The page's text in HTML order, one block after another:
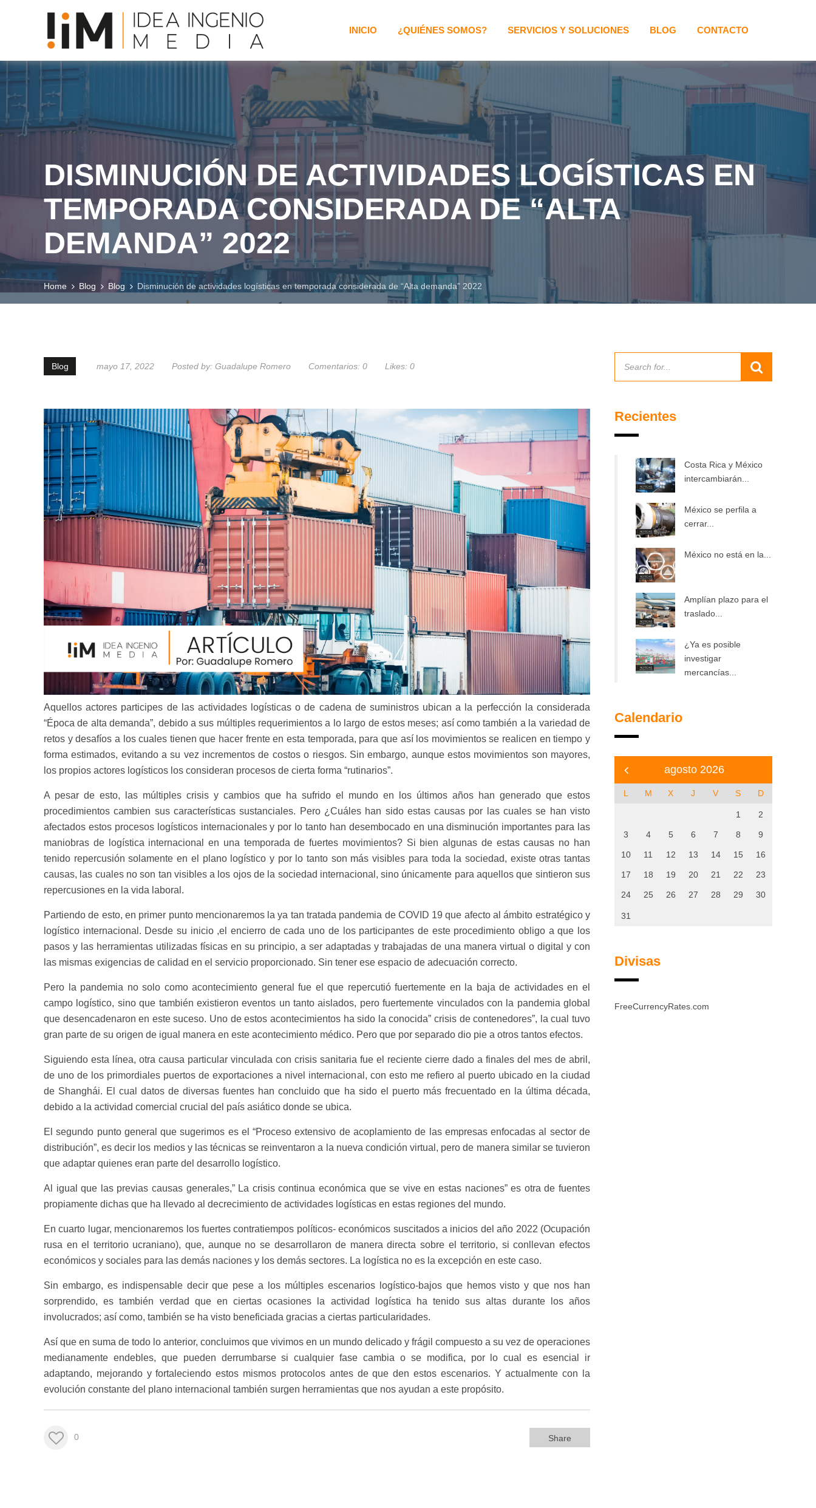
INICIO ¿QUIÉNES SOMOS? SERVICIOS Y SOLUCIONES BLOG CONTACTO
DISMINUCIÓN DE ACTIVIDADES LOGÍSTICAS EN
TEMPORADA CONSIDERADA DE “ALTA
DEMANDA” 2022
Home Blog Blog Disminución de actividades logísticas en temporada considerada de “Alta demanda” 2022
Blog mayo 17, 2022 Posted by: Guadalupe Romero Comentarios: 0 Likes: 0
Aquellos actores participes de las actividades logísticas o de cadena de suministros ubican a la perfección la considerada
“Época de alta demanda”, debido a sus múltiples requerimientos a lo largo de estos meses; así como también a la variedad de
retos y desafíos a los cuales tienen que hacer frente en esta temporada, para que así los movimientos se realicen en tiempo y
forma estimados, evitando a su vez incrementos de costos o riesgos. Sin embargo, aunque estos movimientos son mayores,
los propios actores logísticos los consideran procesos de cierta forma “rutinarios”.
A pesar de esto, las múltiples crisis y cambios que ha sufrido el mundo en los últimos años han generado que estos
procedimientos cambien sus características sustanciales. Pero ¿Cuáles han sido estas causas por las cuales se han visto
afectados estos procesos logísticos internacionales y por lo tanto han desembocado en una disminución importantes para las
maniobras de logística internacional en una temporada de fuertes movimientos? Si bien algunas de estas causas no han
tenido repercusión solamente en el plano logístico y por lo tanto son más visibles para toda la sociedad, existe otras tantas
causas, las cuales no son tan visibles a los ojos de la sociedad internacional, sino únicamente para aquellos que sintieron sus
repercusiones en la vida laboral.
Partiendo de esto, en primer punto mencionaremos la ya tan tratada pandemia de COVID 19 que afecto al ámbito estratégico y
logístico internacional. Desde su inicio ,el encierro de cada uno de los participantes de este procedimiento obligo a que los
pasos y las herramientas utilizadas físicas en su principio, a ser adaptadas y trabajadas de una manera virtual o digital y con
las mismas exigencias de calidad en el servicio proporcionado. Sin tener ese espacio de adecuación correcto.
Pero la pandemia no solo como acontecimiento general fue el que repercutió fuertemente en la baja de actividades en el
campo logístico, sino que también existieron eventos un tanto aislados, pero fuertemente vinculados con la pandemia global
que desencadenaron en este suceso. Uno de estos acontecimientos ha sido la conocida” crisis de contenedores”, la cual tuvo
gran parte de su origen de igual manera en este acontecimiento médico. Pero que por separado dio pie a otros tantos efectos.
Siguiendo esta línea, otra causa particular vinculada con crisis sanitaria fue el reciente cierre dado a finales del mes de abril,
de uno de los primordiales puertos de exportaciones a nivel internacional, con esto me refiero al puerto ubicado en la ciudad
de Shanghái. El cual datos de diversas fuentes han concluido que ha sido el puerto más frecuentado en la última década,
debido a la actividad comercial crucial del país asiático donde se ubica.
El segundo punto general que sugerimos es el “Proceso extensivo de acoplamiento de las empresas enfocadas al sector de
distribución”, es decir los medios y las técnicas se reinventaron a la nueva condición virtual, pero de manera similar se tuvieron
que adaptar quienes eran parte del desarrollo logístico.
Al igual que las previas causas generales,” La crisis continua económica que se vive en estas naciones” es otra de fuentes
propiamente dichas que ha llevado al decrecimiento de actividades logísticas en estas regiones del mundo.
En cuarto lugar, mencionaremos los fuertes contratiempos políticos- económicos suscitados a inicios del año 2022 (Ocupación
rusa en el territorio ucraniano), que, aunque no se desarrollaron de manera directa sobre el territorio, si conllevan efectos
económicos y sociales para las demás naciones y los demás sectores. La logística no es la excepción en este caso.
Sin embargo, es indispensable decir que pese a los múltiples escenarios logístico-bajos que hemos visto y que nos han
sorprendido, es también verdad que en ciertas ocasiones la actividad logística ha tenido sus altas durante los años
involucrados; así como, también se ha visto beneficiada gracias a ciertas particularidades.
Así que en suma de todo lo anterior, concluimos que vivimos en un mundo delicado y frágil compuesto a su vez de operaciones
medianamente endebles, que pueden derrumbarse si cualquier fase cambia o se modifica, por lo cual es esencial ir
adaptando, mejorando y fortaleciendo estos mismos protocolos antes de que den estos escenarios. Y actualmente con la
evolución constante del plano internacional también surgen herramientas que nos ayudan a este propósito.
0 Share
Recientes
Costa Rica y México
intercambiarán...
México se perfila a
cerrar...
México no está en la...
Amplían plazo para el
traslado...
¿Ya es posible
investigar
mercancías...
Calendario
agosto 2026
L M X J V S D
1 2
3 4 5 6 7 8 9
10 11 12 13 14 15 16
17 18 19 20 21 22 23
24 25 26 27 28 29 30
31
Divisas
FreeCurrencyRates.com